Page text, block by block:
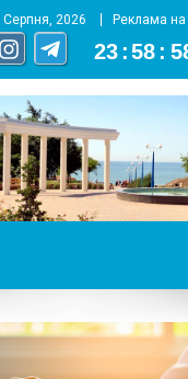
Серпня, 2026 Реклама на
23 :58 :
города